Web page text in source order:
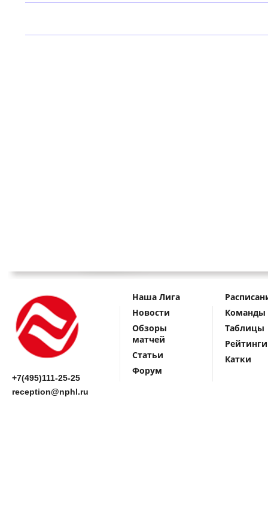
+7(495)111-25-25
reception@nphl.ru
Наша Лига
Новости
Обзоры
матчей
Статьи
Форум
Команды
Таблицы
Рейтинги
Катки